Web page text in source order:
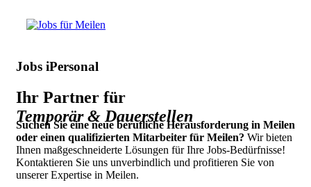
Jobs iPersonal
Ihr Partner für
Temporär & Dauerstellen
Suchen Sie eine neue berufliche Herausforderung in Meilen
oder einen qualifizierten Mitarbeiter für Meilen? Wir bieten
Ihnen maßgeschneiderte Lösungen für Ihre Jobs-Bedürfnisse!
Kontaktieren Sie uns unverbindlich und profitieren Sie von
unserer Expertise in Meilen.